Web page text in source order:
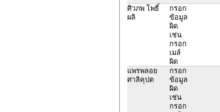
ศิวภพ โพธิ์
ผลิ
กรอก
ข้อมูล
ผิด
เช่น
กรอก
เมล์
ผิด
แพรพลอย
ศาลิคุปต
กรอก
ข้อมูล
ผิด
เช่น
กรอก